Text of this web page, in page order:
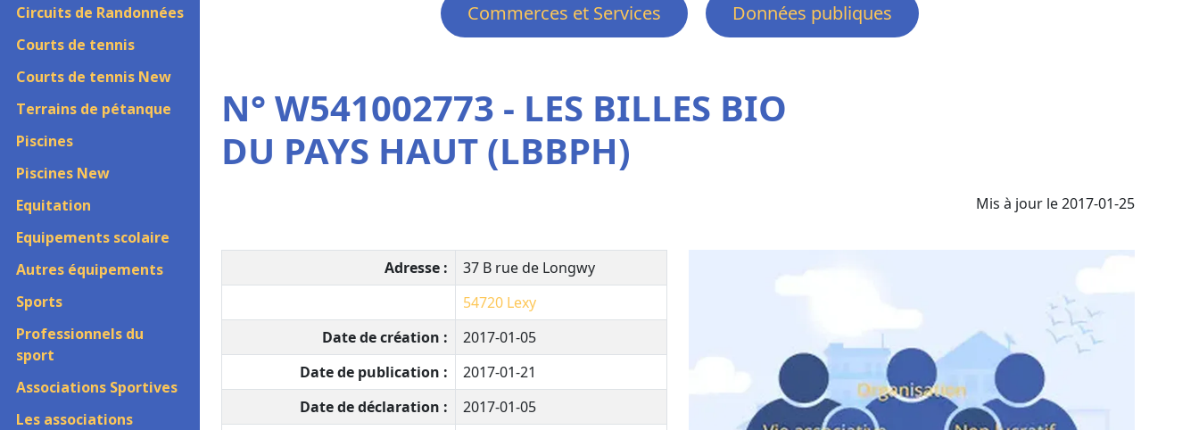
Circuits de Randonnées
Courts de tennis
Courts de tennis New
Terrains de pétanque
Piscines
Piscines New
Equitation
Equipements scolaire
Autres équipements
Sports
Professionnels du
sport
Associations Sportives
Les associations
Commerces et Services
Données publiques
N° W541002773 - LES BILLES BIO
DU PAYS HAUT (LBBPH)
Mis à jour le 2017-01-25
Adresse :
37 B rue de Longwy
54720 Lexy
Date de création :
2017-01-05
Date de publication :
2017-01-21
Date de déclaration :
2017-01-05